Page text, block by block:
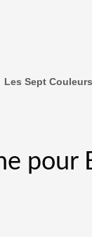
Les Sept Couleurs
pour